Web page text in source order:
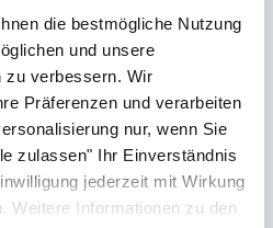
die bestmögliche Nutzung
und unsere
zu verbessern. Wir
Präferenzen und verarbeiten
nur, wenn Sie
zulassen" Ihr Einverständnis
jederzeit mit Wirkung
Weitere Informationen zu den